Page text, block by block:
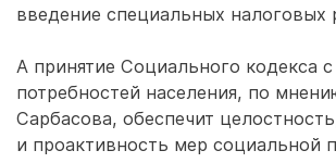
введение специальных налоговых
А принятие Социального кодекса
потребностей населения, по
Сарбасова, обеспечит
и проактивность мер социальной